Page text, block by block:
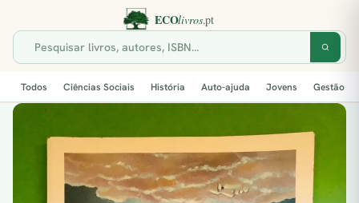
Todos Ciências Sociais História Auto-ajuda Jovens Gestão